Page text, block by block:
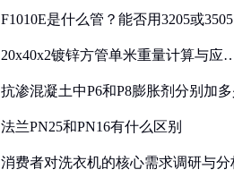
F1010E是什么管？能否用3205或
20x40x2镀锌方管单米重量计算与应
抗渗混凝土中P6和P8膨胀剂分别加
法兰PN25和PN16有什么区别
消费者对洗衣机的核心需求调研与分